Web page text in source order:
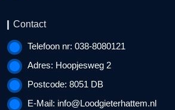
Contact
Telefoon nr: 038-8080121
Adres: Hoopjesweg 2
Postcode: 8051 DB
E-Mail: info@Loodgieterhattem.nl